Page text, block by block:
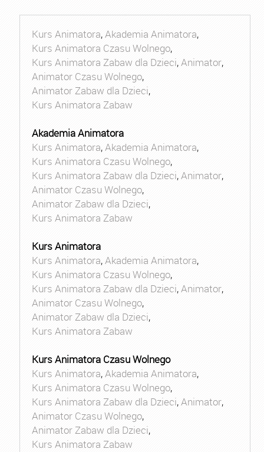
Kurs Animatora,Akademia Animatora,
Kurs Animatora Czasu Wolnego,
Kurs Animatora Zabaw dla Dzieci,Animator,
Animator Czasu Wolnego,
Animator Zabaw dla Dzieci,
Kurs Animatora Zabaw
Akademia Animatora
Kurs Animatora,Akademia Animatora,
Kurs Animatora Czasu Wolnego,
Kurs Animatora Zabaw dla Dzieci,Animator,
Animator Czasu Wolnego,
Animator Zabaw dla Dzieci,
Kurs Animatora Zabaw
Kurs Animatora
Kurs Animatora,Akademia Animatora,
Kurs Animatora Czasu Wolnego,
Kurs Animatora Zabaw dla Dzieci,Animator,
Animator Czasu Wolnego,
Animator Zabaw dla Dzieci,
Kurs Animatora Zabaw
Kurs Animatora Czasu Wolnego
Kurs Animatora,Akademia Animatora,
Kurs Animatora Czasu Wolnego,
Kurs Animatora Zabaw dla Dzieci,Animator,
Animator Czasu Wolnego,
Animator Zabaw dla Dzieci,
Kurs Animatora Zabaw